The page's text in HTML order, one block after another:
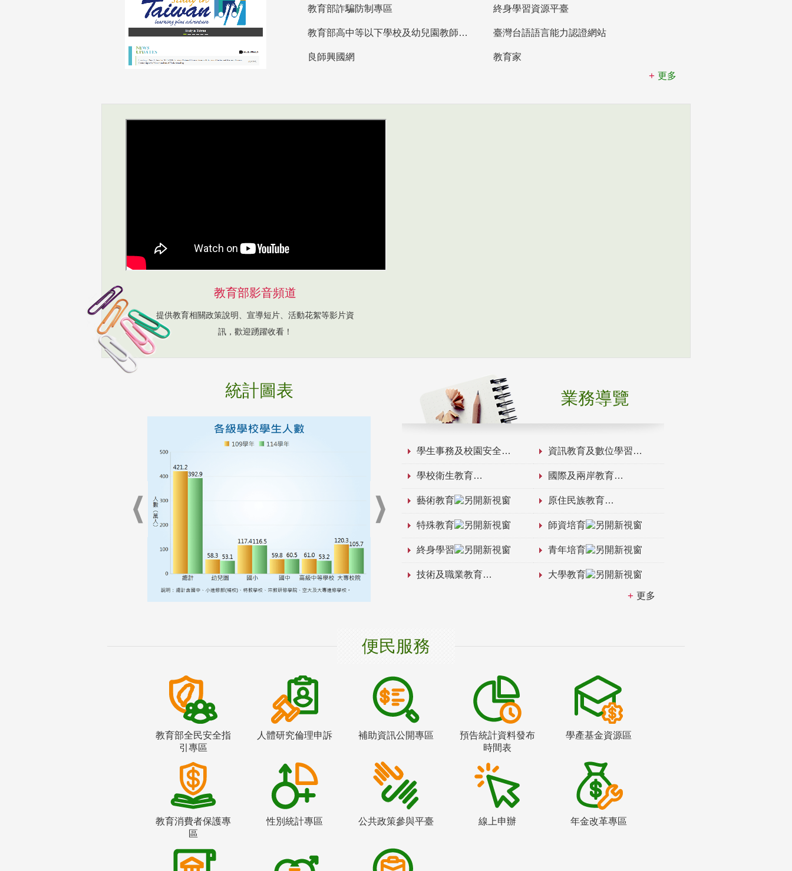
教育部詐騙防制專區 終身學習資源平臺
教育部高中等以下學校及幼兒園教師資格檢定考試 臺灣台語語言能力認證網站
良師興國網
教育家
更多
教育部影音頻道
提供教育相關政策說明、宣導短片、活動花絮等影片資
訊，歡迎踴躍收看！
統計圖表 業務導覽
學生事務及校園安全 資訊教育及數位學習
學校衛生教育 國際及兩岸教育
藝術教育 原住民族教育
特殊教育 師資培育
終身學習 青年培育
技術及職業教育 大學教育
更多
便民服務
教育部全民安全指
引專區
人體研究倫理申訴 補助資訊公開專區
預告統計資料發布
時間表
學產基金資源區
教育消費者保護專
區
性別統計專區 公共政策參與平臺 線上申辦 年金改革專區